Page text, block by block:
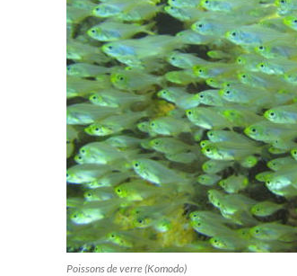
Poissons de verre (Komodo)